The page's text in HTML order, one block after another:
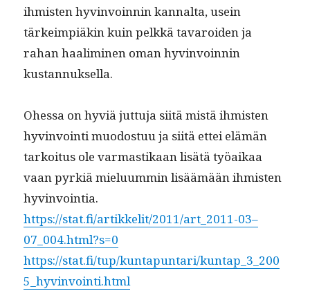
ihmis­ten hyv­in­voin­nin kannal­ta, usein
tärkeimpiäkin kuin pelkkä tavaroiden ja
rahan haal­im­i­nen oman hyv­in­voin­nin
kustannuksella.
Ohes­sa on hyviä jut­tu­ja siitä mis­tä ihmis­ten
hyv­in­voin­ti muo­dos­tuu ja siitä ettei elämän
tarkoi­tus ole var­mas­tikaan lisätä työaikaa
vaan pyrk­iä mielu­um­min lisäämään ihmis­ten
hyvinvointia.
https://stat.fi/artikkelit/2011/art_2011-03–
07_004.html?s=0
https://stat.fi/tup/kuntapuntari/kuntap_3_200
5_hyvinvointi.html